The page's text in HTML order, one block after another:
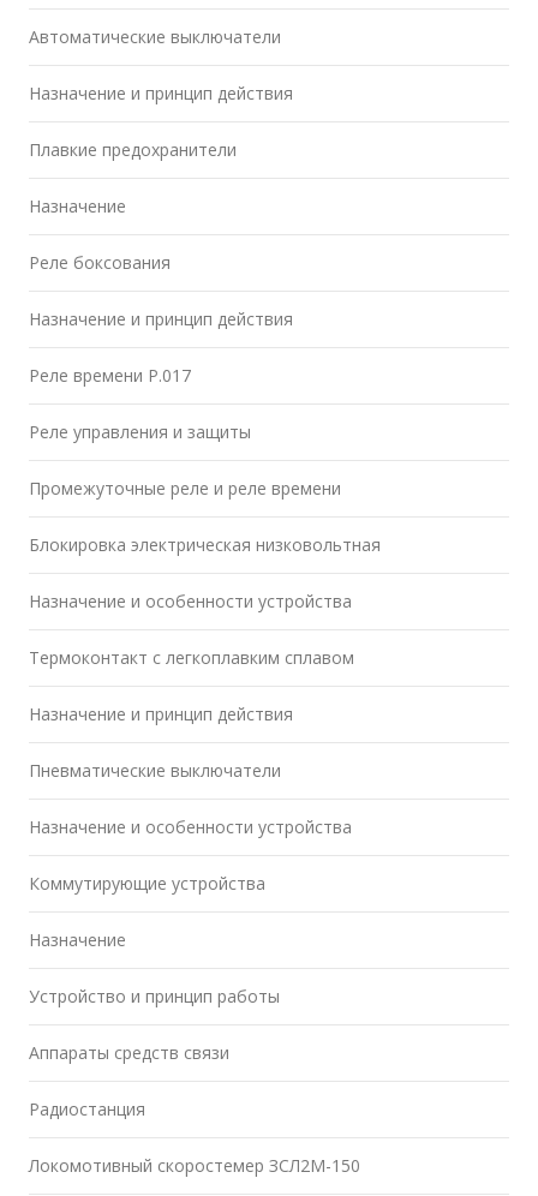
Автоматические выключатели
Назначение и принцип действия
Плавкие предохранители
Назначение
Реле боксования
Назначение и принцип действия
Реле времени Р.017
Реле управления и защиты
Промежуточные реле и реле времени
Блокировка электрическая низковольтная
Назначение и особенности устройства
Термоконтакт с легкоплавким сплавом
Назначение и принцип действия
Пневматические выключатели
Назначение и особенности устройства
Коммутирующие устройства
Назначение
Устройство и принцип работы
Аппараты средств связи
Радиостанция
Локомотивный скоростемер ЗСЛ2М-150